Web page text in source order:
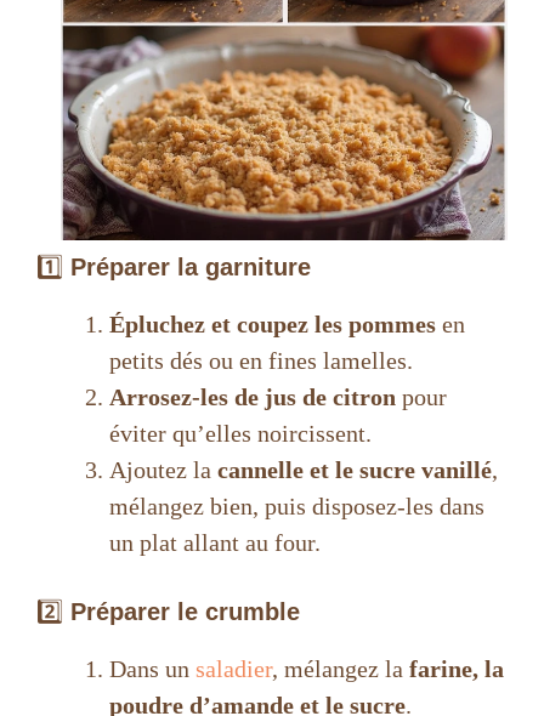
1️⃣ Préparer la garniture
Épluchez et coupez les pommes en
petits dés ou en fines lamelles.
Arrosez-les de jus de citron pour
éviter qu’elles noircissent.
Ajoutez la cannelle et le sucre vanillé,
mélangez bien, puis disposez-les dans
un plat allant au four.
2️⃣ Préparer le crumble
Dans un saladier, mélangez la farine, la
poudre d’amande et le sucre.